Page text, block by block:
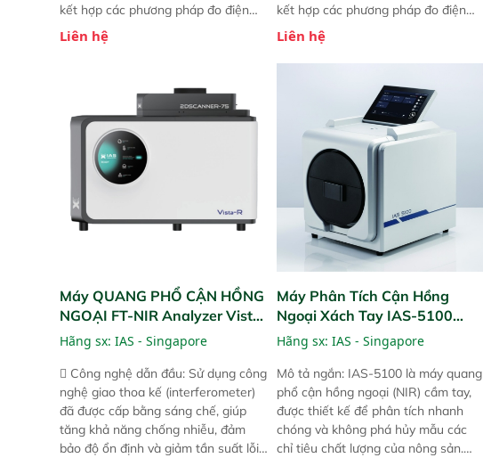
kết hợp các phương pháp đo điện
thế Zeta đã được chứng minh với sự
đơn giản tuyệt vời trong thao tác và
trước đó. Nhưng so với các phiên
bản trước, FPA touch! nhỏ hơn và
nhẹ hơn đáng kể, đồng thời được
nâng cấp với các tính năng mới.
Liên hệ
kết hợp các phương pháp đo điện
thế Zeta đã được chứng minh với sự
đơn giản tuyệt vời trong thao tác và
vận hành của các phiên bản FPA
trước đó. Nhưng so với các phiên
bản trước, FPA touch! nhỏ hơn và
nhẹ hơn đáng kể, đồng thời được
nâng cấp với các tính năng mới.
Liên hệ
Máy QUANG PHỔ CẬN HỒNG
NGOẠI FT-NIR Analyzer Vista-
R
Hãng sx: IAS - Singapore
 Công nghệ dẫn đầu: Sử dụng công
nghệ giao thoa kế (interferometer)
đã được cấp bằng sáng chế, giúp
tăng khả năng chống nhiễu, đảm
bảo độ ổn định và giảm tần suất lỗi.
Máy Phân Tích Cận Hồng
Ngoại Xách Tay IAS-5100
(Portable NIR Analyzer)
Hãng sx: IAS - Singapore
Mô tả ngắn: IAS-5100 là máy quang
phổ cận hồng ngoại (NIR) cầm tay,
được thiết kế để phân tích nhanh
chóng và không phá hủy mẫu các
chỉ tiêu chất lượng của nông sản.